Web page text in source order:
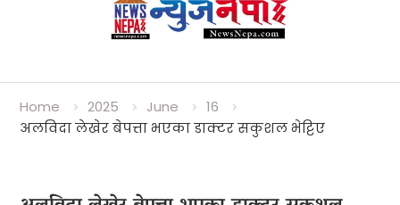
Home 2025 June
16
अलविदा लेखेर बेपत्ता भएका डाक्टर सकुशल भेट्टिए